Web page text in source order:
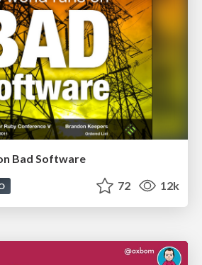
Bad Software
72 12k